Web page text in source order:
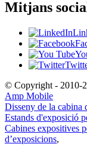
Mitjans
© Copyright - 2010-
Amp Mobile
Disseny de la cabina
Estands d'exposició
Cabines expositives
d’exposicions,